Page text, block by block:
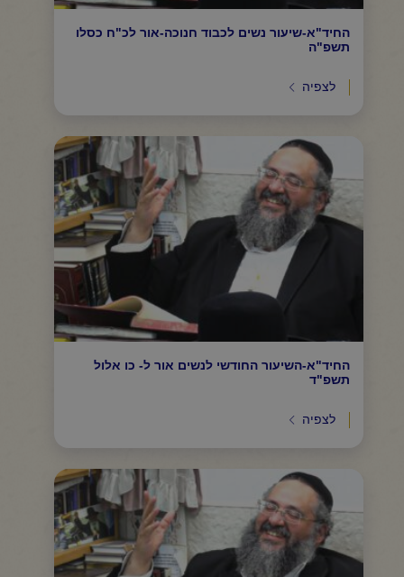
החיד"א-שיעור נשים לכבוד חנוכה-אור לכ"ח כסלו
תשפ"ה
לצפיה
החיד"א-השיעור החודשי לנשים אור ל- כו אלול
תשפ"ד
לצפיה